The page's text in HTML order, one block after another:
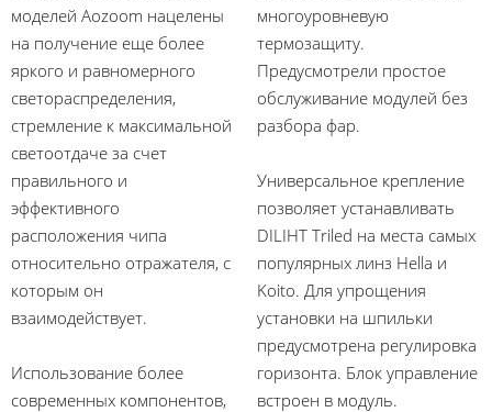
моделей Aozoom нацелены
на получение еще более
яркого и равномерного
светораспределения,
стремление к максимальной
светоотдаче за счет
правильного и
эффективного
расположения чипа
относительно отражателя, с
которым он
взаимодействует.
Использование более
современных компонентов,
многоуровневую
термозащиту.
Предусмотрели простое
обслуживание модулей без
разбора фар.
Универсальное крепление
позволяет устанавливать
DILIHT Triled на места самых
популярных линз Hella и
Koito. Для упрощения
установки на шпильки
предусмотрена регулировка
горизонта. Блок управление
встроен в модуль.